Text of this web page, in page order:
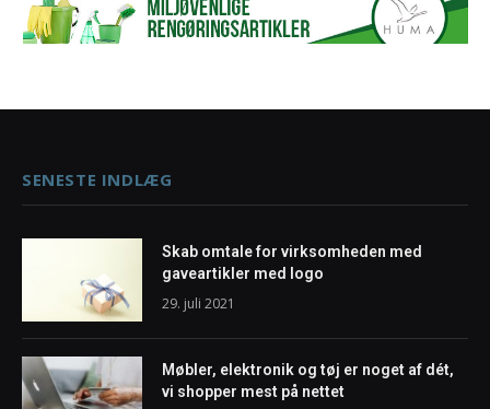
SENESTE INDLÆG
Skab omtale for virksomheden med
gaveartikler med logo
29. juli 2021
Møbler, elektronik og tøj er noget af dét,
vi shopper mest på nettet